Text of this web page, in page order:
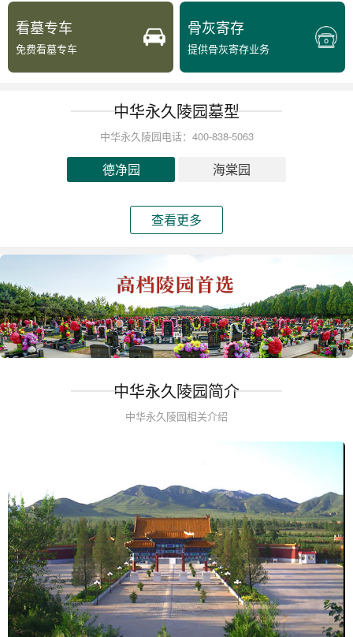
看墓专车
免费看墓专车
骨灰寄存
提供骨灰寄存业务
中华永久陵园墓型
中华永久陵园电话：400-838-5063
德净园 海棠园
查看更多
中华永久陵园简介
中华永久陵园相关介绍